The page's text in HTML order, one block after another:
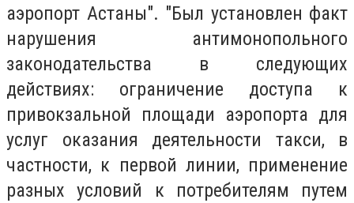
аэропорт Астаны". "Был установлен факт
нарушения антимонопольного
законодательства в следующих
действиях: ограничение доступа к
привокзальной площади аэропорта для
услуг оказания деятельности такси, в
частности, к первой линии, применение
разных условий к потребителям путем